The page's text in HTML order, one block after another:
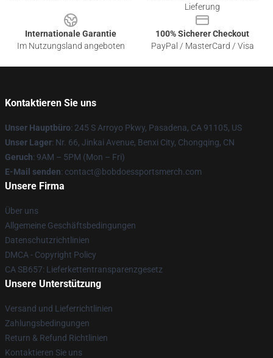
Lieferung
Internationale Garantie
Im Nutzungsland angeboten
100% Sicherer Checkout
PayPal / MasterCard / Visa
Kontaktieren Sie uns
Unser Hauptbüro: 245 S Arroyo Pkwy, Pasadena, CA 91105, US
Unser Lager: Nr. 66, Jinkai Avenue, Benxi City, Chongqing, CN
Geruch: 9AM – 5PM (Mon – Fri)
E-Mail senden: contact@bobdoessportsmerch.com
Unsere Firma
Über uns
Allgemeine Geschäftsbedingungen
Datenschutzrichtlinien
DMCA - Copyright Policy
CA SB657: Lieferkettentransparenzgesetz
Unsere Unterstützung
Versand und Lieferrichtlinien
Zahlungsbedingungen
Return & Refund Richtlinien
Kontaktieren Sie uns